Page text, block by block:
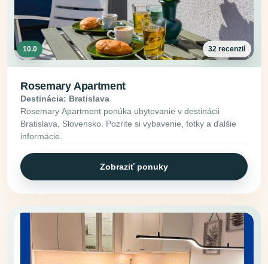
10.0 32 recenzií
Rosemary Apartment
Destinácia: Bratislava
Rosemary Apartment ponúka ubytovanie v destinácii
Bratislava, Slovensko. Pozrite si vybavenie, fotky a ďalšie
informácie.
Zobraziť ponuky